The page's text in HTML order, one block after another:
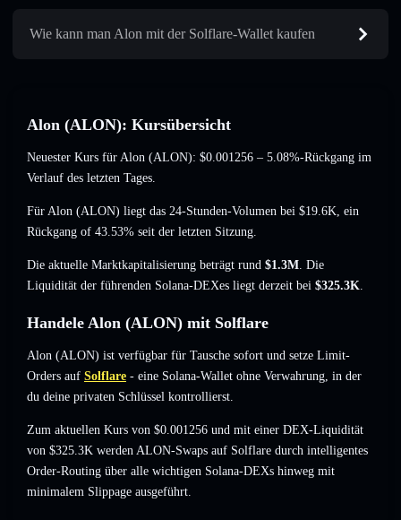
Wie kann man Alon mit der Solflare-Wallet kaufen
Alon (ALON): Kursübersicht
Neuester Kurs für Alon (ALON): $0.001256 – 5.08%-Rückgang im
Verlauf des letzten Tages.
Für Alon (ALON) liegt das 24-Stunden-Volumen bei $19.6K, ein
Rückgang of 43.53% seit der letzten Sitzung.
Die aktuelle Marktkapitalisierung beträgt rund $1.3M. Die
Liquidität der führenden Solana-DEXes liegt derzeit bei $325.3K.
Handele Alon (ALON) mit Solflare
Alon (ALON) ist verfügbar für Tausche sofort und setze Limit-
Orders auf Solflare - eine Solana-Wallet ohne Verwahrung, in der
du deine privaten Schlüssel kontrollierst.
Zum aktuellen Kurs von $0.001256 und mit einer DEX-Liquidität
von $325.3K werden ALON-Swaps auf Solflare durch intelligentes
Order-Routing über alle wichtigen Solana-DEXs hinweg mit
minimalem Slippage ausgeführt.